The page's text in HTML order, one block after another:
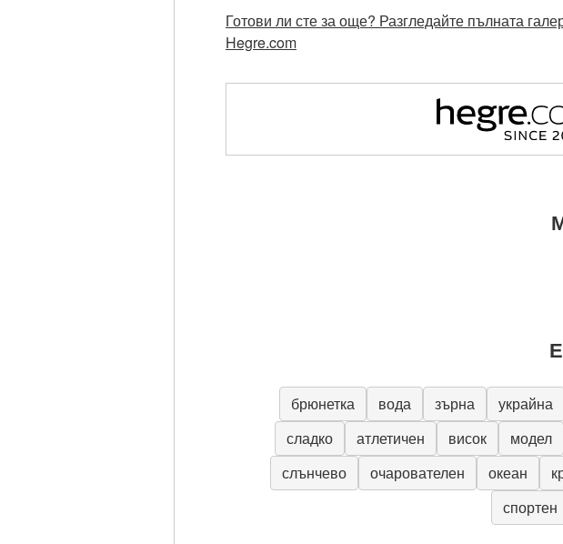
Готови ли сте за още? Разгледайте пълната
Hegre.com
брюнетка вода зърна украйна
сладко
атлетичен висок модел
слънчево
очарователен океан
спортен